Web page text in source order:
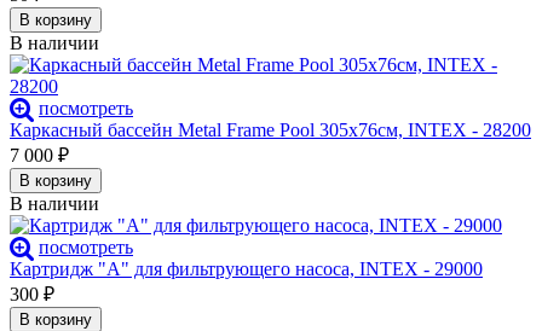
В корзину
В наличии
посмотреть
Каркасный бассейн Metal Frame Pool 305х76см, INTEX - 28200
7 000 ₽
В корзину
В наличии
посмотреть
Картридж "А" для фильтрующего насоса, INTEX - 29000
300 ₽
В корзину